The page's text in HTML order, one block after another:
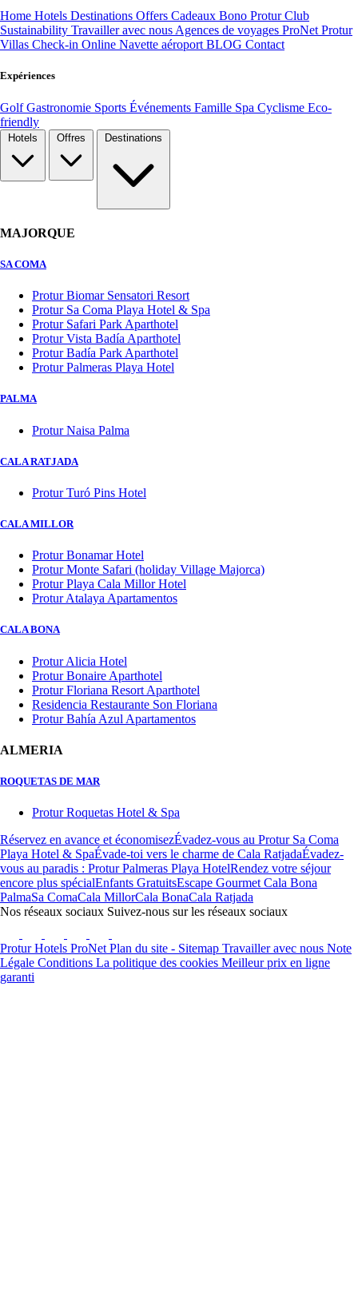
Home Hotels Destinations Offers Cadeaux Bono Protur Club
Sustainability Travailler avec nous Agences de voyages ProNet Protur
Villas Check-in Online Navette aéroport BLOG Contact
Expériences
GolfGastronomie Sports Événements Famille Spa Cyclisme Eco-
friendly
MAJORQUE
SA COMA
Protur Biomar Sensatori Resort
Protur Sa Coma Playa Hotel & Spa
Protur Safari Park Aparthotel
Protur Vista Badía Aparthotel
Protur Badía Park Aparthotel
Protur Palmeras Playa Hotel
PALMA
Protur Naisa Palma
CALA RATJADA
Protur Turó Pins Hotel
CALA MILLOR
Protur Bonamar Hotel
Protur Monte Safari (holiday Village Majorca)
Protur Playa Cala Millor Hotel
Protur Atalaya Apartamentos
CALA BONA
Protur Alicia Hotel
Protur Bonaire Aparthotel
Protur Floriana Resort Aparthotel
Residencia Restaurante Son Floriana
Protur Bahía Azul Apartamentos
ALMERIA
ROQUETAS DE MAR
Protur Roquetas Hotel & Spa
Réservez en avance et économisezÉvadez-vous au Protur Sa Coma
Playa Hotel & SpaÉvade-toi vers le charme de Cala RatjadaÉvadez-
vous au paradis : Protur Palmeras Playa HotelRendez votre séjour
encore plus spécialEnfants GratuitsEscape Gourmet Cala Bona
PalmaSa ComaCala MillorCala BonaCala Ratjada
Nos réseaux sociaux Suivez-nous sur les réseaux sociaux
Protur Hotels ProNet Plan du site - Sitemap Travailler avec nous Note
Légale Conditions La politique des cookies Meilleur prix en ligne
garanti